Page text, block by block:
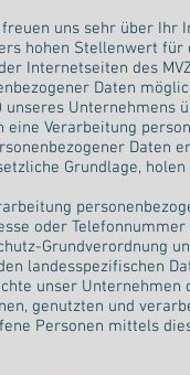
uns sehr über Ihr
hohen Stellenwert für
der Internetseiten des
Daten
unseres Unternehmens
eine Verarbeitung
Daten
Grundlage,
oder
Grundverordnung
landesspezifischen
unser Unternehmen
genutzten und
Personen mittels